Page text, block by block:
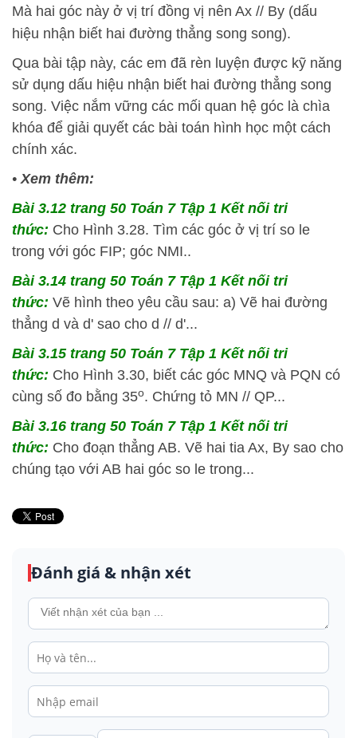
Mà hai góc này ở vị trí đồng vị nên Ax // By (dấu
hiệu nhận biết hai đường thẳng song song).
Qua bài tập này, các em đã rèn luyện được kỹ năng
sử dụng dấu hiệu nhận biết hai đường thẳng song
song. Việc nắm vững các mối quan hệ góc là chìa
khóa để giải quyết các bài toán hình học một cách
chính xác.
•Xem thêm:
Bài 3.12 trang 50 Toán 7 Tập 1 Kết nối tri
thức: Cho Hình 3.28. Tìm các góc ở vị trí so le
trong với góc FIP; góc NMI..
Bài 3.14 trang 50 Toán 7 Tập 1 Kết nối tri
thức: Vẽ hình theo yêu cầu sau: a) Vẽ hai đường
thẳng d và d' sao cho d // d'...
Bài 3.15 trang 50 Toán 7 Tập 1 Kết nối tri
thức: Cho Hình 3.30, biết các góc MNQ và PQN có
cùng số đo bằng 35o. Chứng tỏ MN // QP...
Bài 3.16 trang 50 Toán 7 Tập 1 Kết nối tri
thức: Cho đoạn thẳng AB. Vẽ hai tia Ax, By sao cho
chúng tạo với AB hai góc so le trong...
Đánh giá & nhận xét